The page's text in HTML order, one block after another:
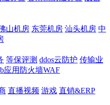
山机房 东莞机房 汕头机房 中
等保评测 ddos云防护 传输业
应用防火墙WAF
直播视频 游戏 直销&ERP